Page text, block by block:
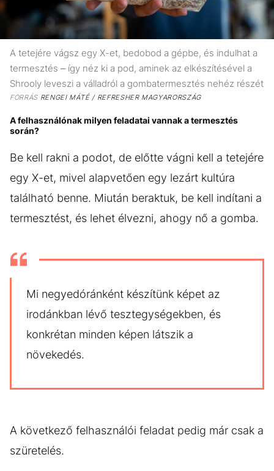
A tetejére vágsz egy X-et, bedobod a gépbe, és indulhat a
termesztés – így néz ki a pod, aminek az elkészítésével a
Shrooly leveszi a válladról a gombatermesztés nehéz részét
FORRÁSRENGEI MÁTÉ / REFRESHER MAGYARORSZÁG
A felhasználónak milyen feladatai vannak a termesztés
során?
Be kell rakni a podot, de előtte vágni kell a tetejére
egy X-et, mivel alapvetően egy lezárt kultúra
található benne. Miután beraktuk, be kell indítani a
termesztést, és lehet élvezni, ahogy nő a gomba.
Mi negyedóránként készítünk képet az
irodánkban lévő tesztegységekben, és
konkrétan minden képen látszik a
növekedés.
A következő felhasználói feladat pedig már csak a
szüretelés.